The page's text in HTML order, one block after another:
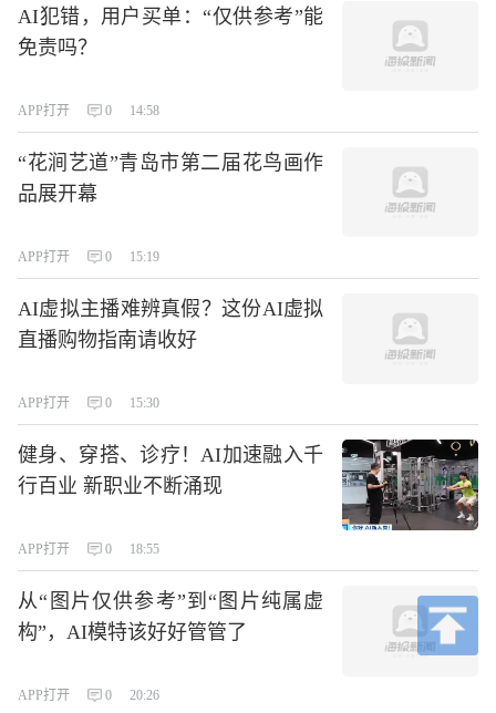
AI犯错，用户买单：“仅供参考”能
免责吗？
APP打开 0 14:58
“花涧艺道”青岛市第二届花鸟画作
品展开幕
APP打开 0 15:19
AI虚拟主播难辨真假？这份AI虚拟
直播购物指南请收好
APP打开 0 15:30
健身、穿搭、诊疗！AI加速融入千
行百业 新职业不断涌现
APP打开 0 18:55
从“图片仅供参考”到“图片纯属虚
构”，AI模特该好好管管了
APP打开 0 20:26